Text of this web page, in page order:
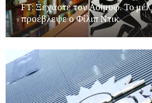
FT: Ξεχάστε τον Ασίμοφ. Το
προέβλεψε ο Φίλιπ Ντικ